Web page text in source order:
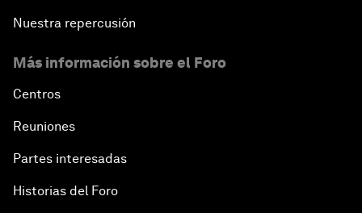
Nuestra repercusión
Más información sobre el Foro
Centros
Reuniones
Partes interesadas
Historias del Foro